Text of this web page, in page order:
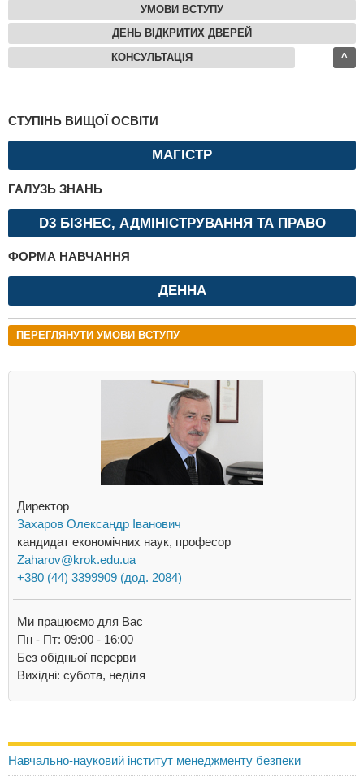
УМОВИ ВСТУПУ
ДЕНЬ ВІДКРИТИХ ДВЕРЕЙ
КОНСУЛЬТАЦІЯ ^
СТУПІНЬ ВИЩОЇ ОСВІТИ
МАГІСТР
ГАЛУЗЬ ЗНАНЬ
D3 БІЗНЕС, АДМІНІСТРУВАННЯ ТА ПРАВО
ФОРМА НАВЧАННЯ
ДЕННА
ПЕРЕГЛЯНУТИ УМОВИ ВСТУПУ
Директор
Захаров Олександр Іванович
кандидат економічних наук, професор
Zaharov@krok.edu.ua
+380 (44) 3399909 (дод. 2084)
Ми працюємо для Вас
Пн - Пт: 09:00 - 16:00
Без обідньої перерви
Вихідні: субота, неділя
Навчально-науковий інститут менеджменту безпеки